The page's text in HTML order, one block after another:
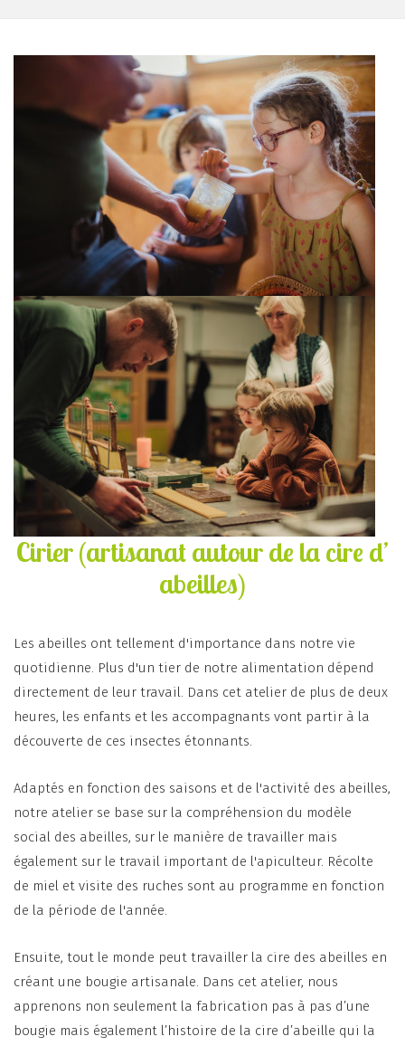
Cirier (artisanat autour de la cire d’
abeilles)
Les abeilles ont tellement d'importance dans notre vie
quotidienne. Plus d'un tier de notre alimentation dépend
directement de leur travail. Dans cet atelier de plus de deux
heures, les enfants et les accompagnants vont partir à la
découverte de ces insectes étonnants.
Adaptés en fonction des saisons et de l'activité des abeilles,
notre atelier se base sur la compréhension du modèle
social des abeilles, sur le manière de travailler mais
également sur le travail important de l'apiculteur. Récolte
de miel et visite des ruches sont au programme en fonction
de la période de l'année.
Ensuite, tout le monde peut travailler la cire des abeilles en
créant une bougie artisanale. Dans cet atelier, nous
apprenons non seulement la fabrication pas à pas d’une
bougie mais également l’histoire de la cire d’abeille qui la